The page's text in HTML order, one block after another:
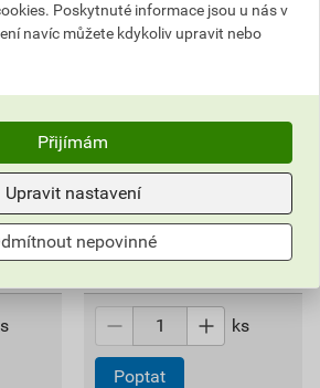
HAG UVZ2M12SM Pojistná
matice M12, (12 ks/bal.)
652,19 Kč
495,66Kč
cena za ks s DPH
ks
Poptat
Poskytnuté informace jsou u nás v
navíc můžete kdykoliv upravit nebo
Přijímám
Upravit nastavení
nepovinné